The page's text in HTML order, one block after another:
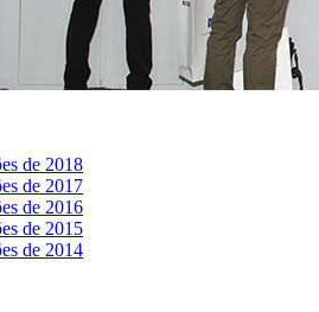
de 2018
de 2017
de 2016
de 2015
de 2014